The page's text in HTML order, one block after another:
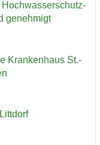
Hoch­was­ser­schutz­
ge­neh­migt
Kran­ken­haus St.-​